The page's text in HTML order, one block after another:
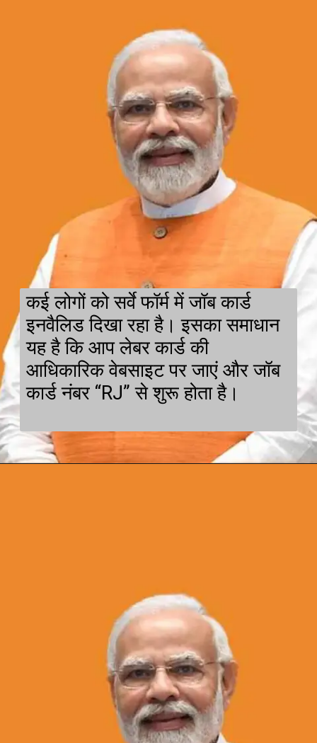
कई लोगों को सर्वे फॉर्म में जॉब कार्ड
इनवैलिड दिखा रहा है। इसका समाधान
यह है कि आप लेबर कार्ड की
आधिकारिक वेबसाइट पर जाएं और जॉब
कार्ड नंबर “RJ” से शुरू होता है।